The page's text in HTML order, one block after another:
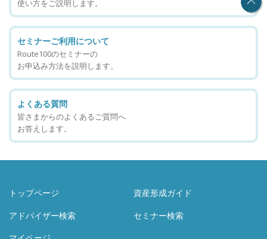
使い方をご説明します。
セミナーご利用について
Route100のセミナーの
お申込み方法を説明します。
よくある質問
皆さまからのよくあるご質問へ
お答えします。
トップページ
資産形成ガイド
アドバイザー検索
セミナー検索